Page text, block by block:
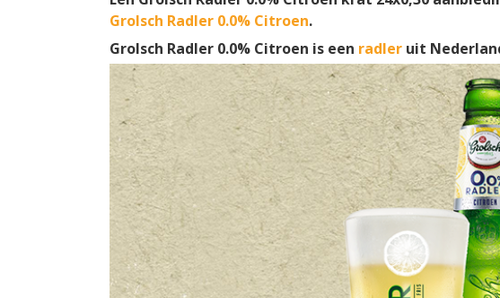
Grolsch Radler 0.0% Citroen.
Grolsch Radler 0.0% Citroen is een radler uit